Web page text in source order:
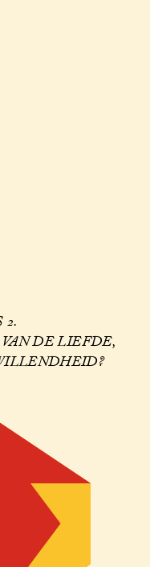
2.
DE LIEFDE,